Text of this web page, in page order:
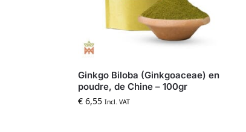
Ginkgo Biloba (Ginkgoaceae) en
poudre, de Chine – 100gr
€6,55 Incl. VAT